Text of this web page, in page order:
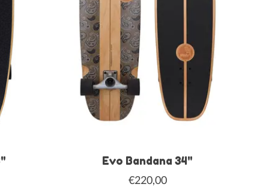
Evo Bandana 34"
€220,00